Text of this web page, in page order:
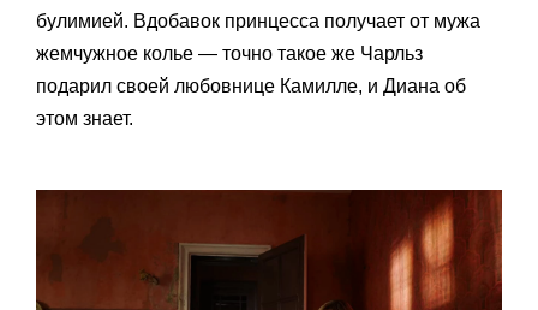
булимией. Вдобавок принцесса получает от мужа
жемчужное колье — точно такое же Чарльз
подарил своей любовнице Камилле, и Диана об
этом знает.